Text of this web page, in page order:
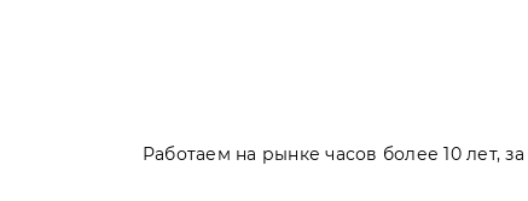
Работаем на рынке часов более 10 лет,